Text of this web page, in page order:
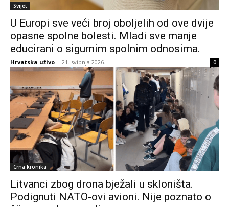
Svijet
U Europi sve veći broj oboljelih od ove dvije
opasne spolne bolesti. Mladi sve manje
educirani o sigurnim spolnim odnosima.
Hrvatska uživo - 21. svibnja 2026. 0
Crna kronika
Litvanci zbog drona bježali u skloništa.
Podignuti NATO-ovi avioni. Nije poznato o